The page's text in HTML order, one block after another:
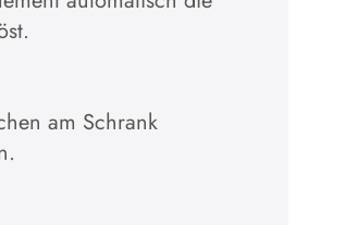
am Schrank